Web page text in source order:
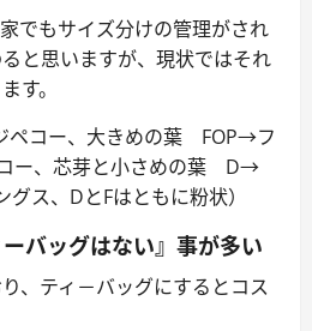
でもサイズ分けの管理がされ
と思いますが、現状ではそれ
す。
ペコー、大きめの葉 FOP→フ
コー、芯芽と小さめの葉 D→
ス、DとFはともに粉状）
ーバッグはない』事が多い
、ティ－バッグにするとコス